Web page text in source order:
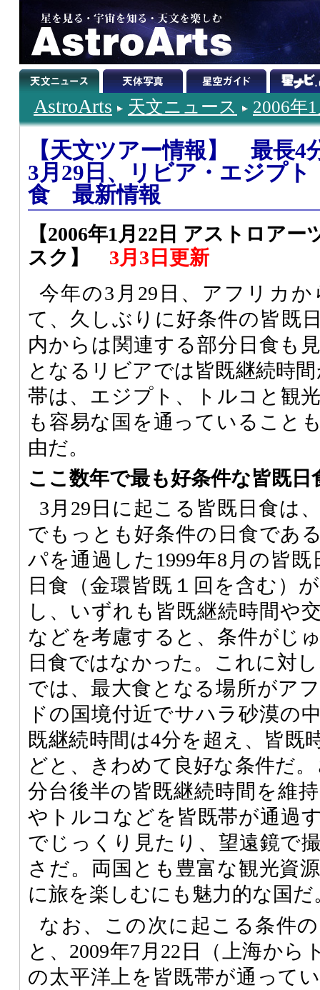
AstroArts 天文ニュース 2006年
【天文ツアー情報】 最長4
3月29日、リビア・エジプト
食 最新情報
【2006年1月22日 アストロア
スク】
3月3日更新
今年の3月29日、アフリカ
て、久しぶりに好条件の皆既
内からは関連する部分日食も
となるリビアでは皆既継続時
帯は、エジプト、トルコと観
も容易な国を通っていること
由だ。
ここ数年で最も好条件な皆既日
3月29日に起こる皆既日食は
でもっとも好条件の日食であ
パを通過した1999年8月の皆
日食（金環皆既１回を含む）
し、いずれも皆既継続時間や
などを考慮すると、条件がじ
日食ではなかった。これに対
では、最大食となる場所がア
ドの国境付近でサハラ砂漠の
既継続時間は4分を超え、皆既
どと、きわめて良好な条件だ
分台後半の皆既継続時間を維
やトルコなどを皆既帯が通過
でじっくり見たり、望遠鏡で
さだ。両国とも豊富な観光資
に旅を楽しむにも魅力的な国だ
なお、この次に起こる条件
と、2009年7月22日（上海から
の太平洋上を皆既帯が通って